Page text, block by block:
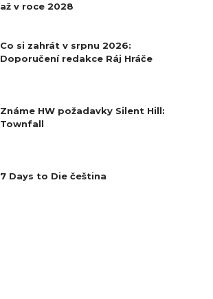
až v roce 2028
Co si zahrát v srpnu 2026:
Doporučení redakce Ráj Hráče
Známe HW požadavky Silent Hill:
Townfall
7 Days to Die čeština